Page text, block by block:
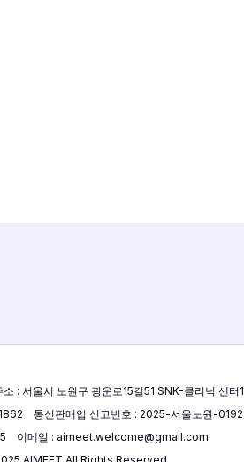
: 서울시 노원구 광운로15길51 SNK-클리닉 센터
통신판매업 신고번호 : 2025-서울노원-0192
이메일 : aimeet.welcome@gmail.com